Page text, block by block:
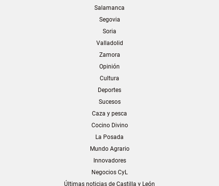
Salamanca
Segovia
Soria
Valladolid
Zamora
Opinión
Cultura
Deportes
Sucesos
Caza y pesca
Cocino Divino
La Posada
Mundo Agrario
Innovadores
Negocios CyL
Últimas noticias de Castilla y León